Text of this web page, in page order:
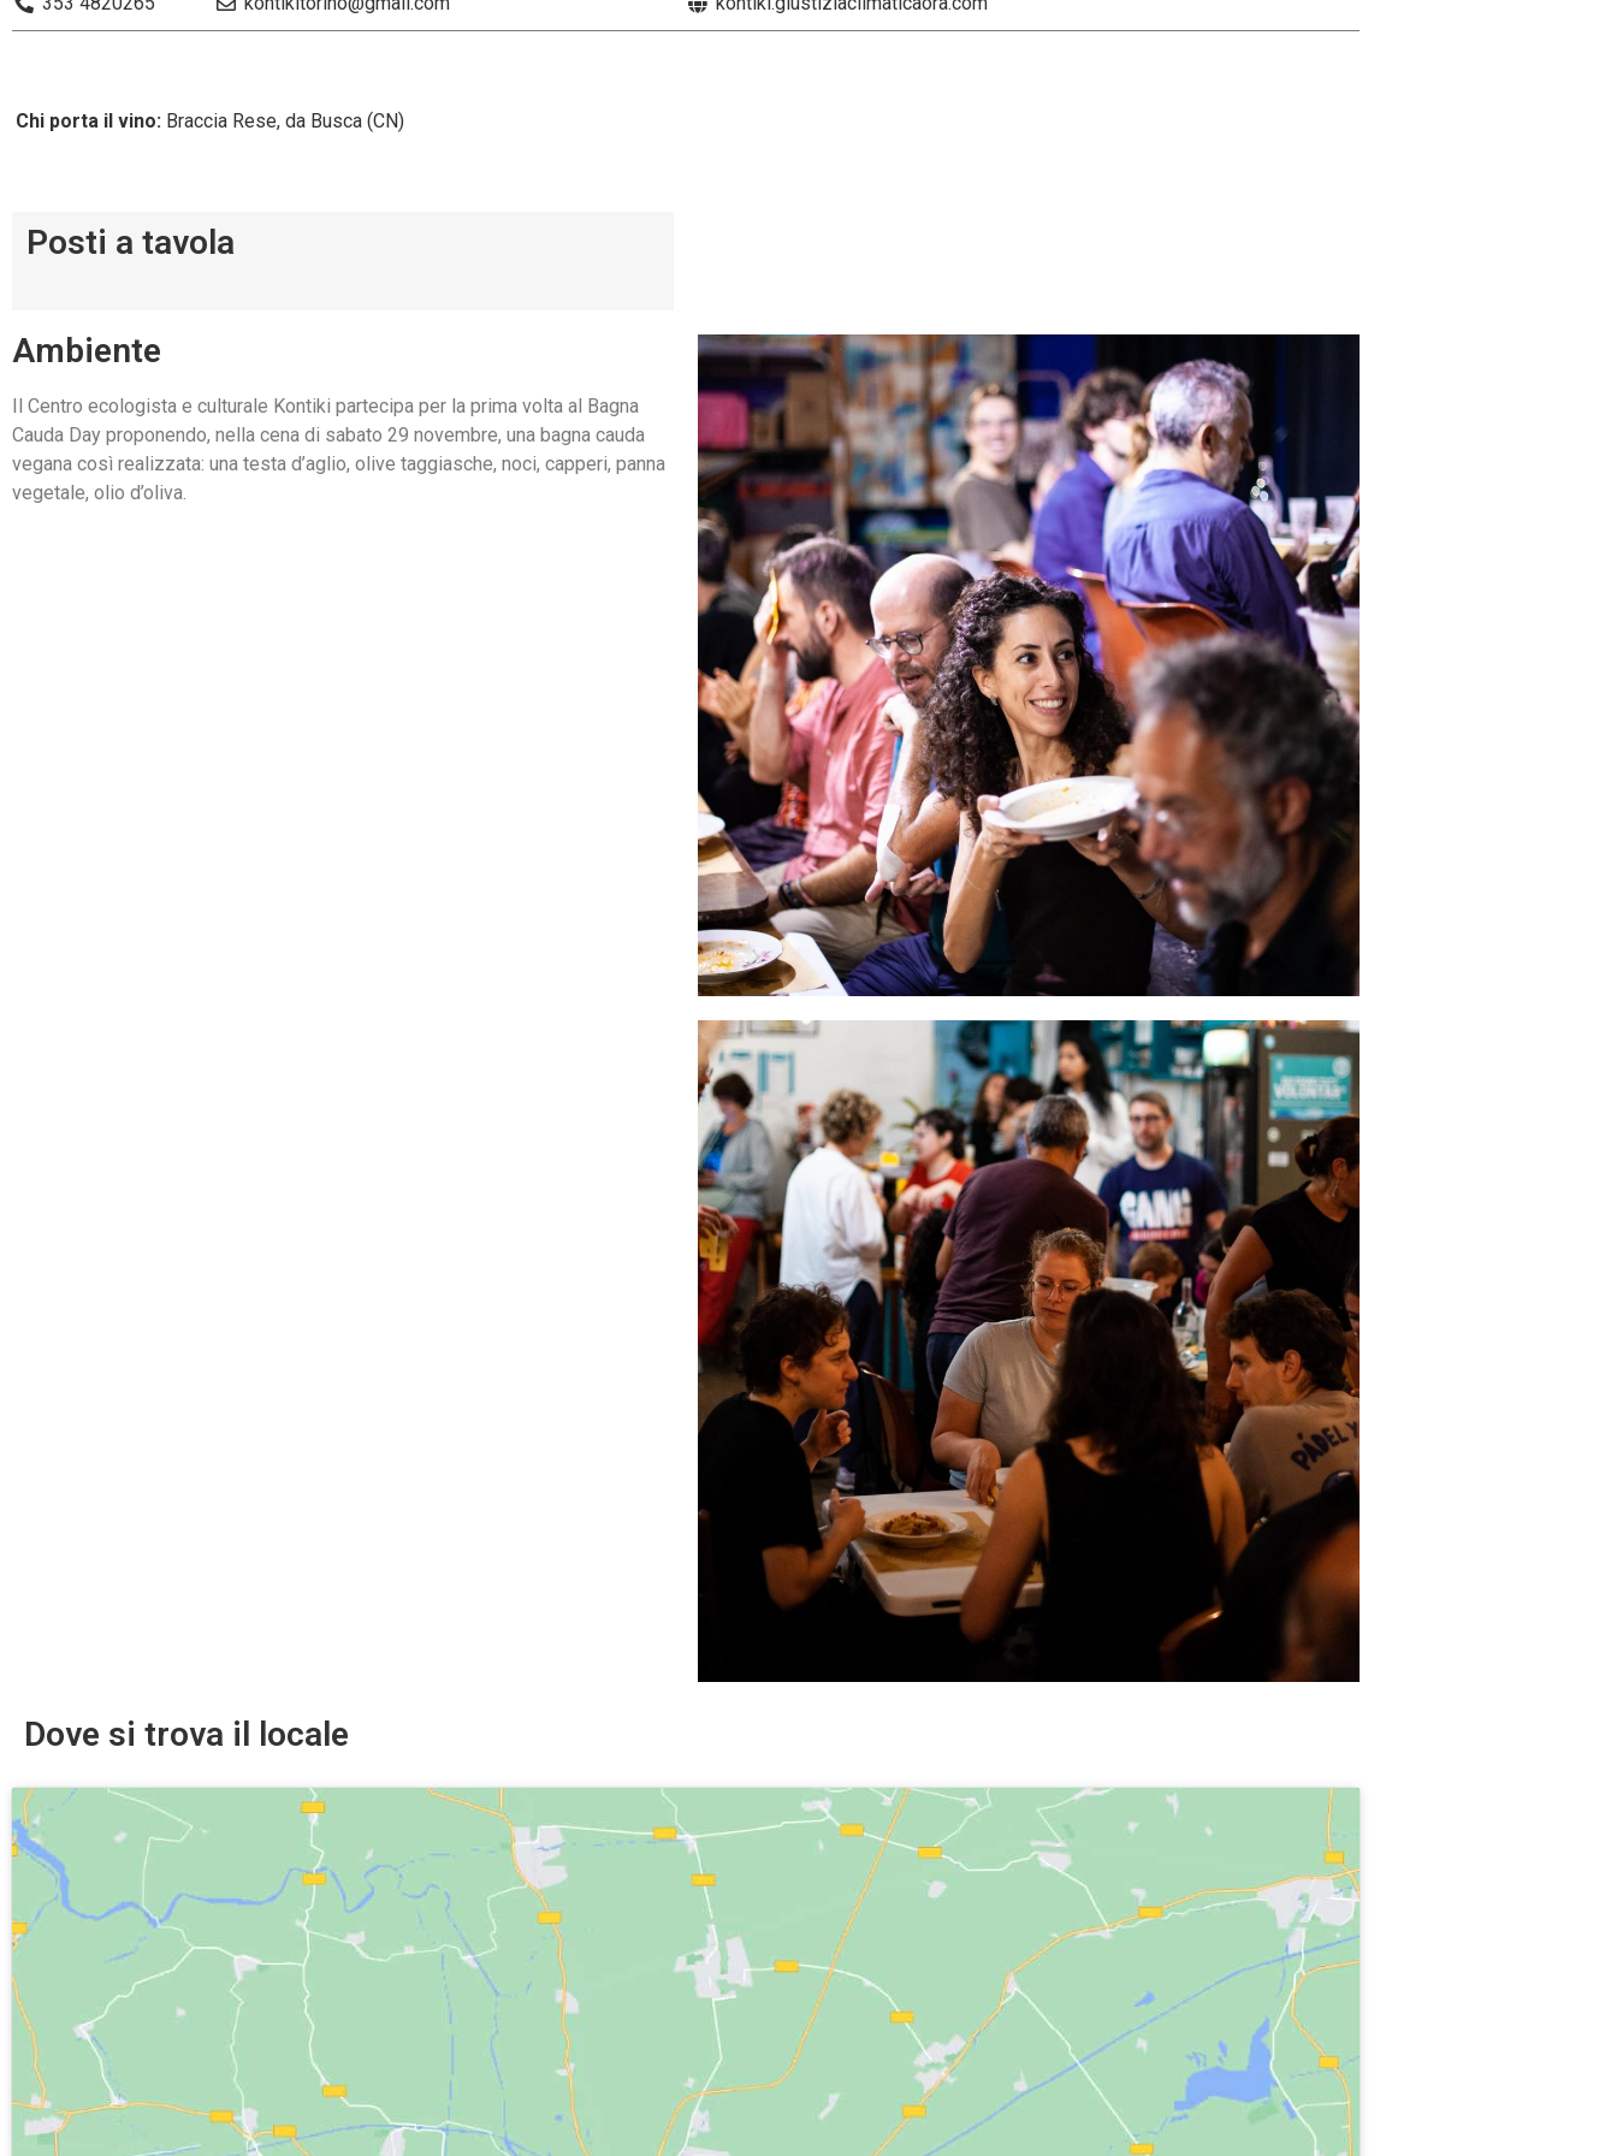
Chi porta il vino: Braccia Rese, da Busca (CN)
Posti a tavola
Ambiente
Il Centro ecologista e culturale Kontiki partecipa per la prima volta al Bagna
Cauda Day proponendo, nella cena di sabato 29 novembre, una bagna cauda
vegana così realizzata: una testa d’aglio, olive taggiasche, noci, capperi, panna
vegetale, olio d’oliva.
Dove si trova il locale